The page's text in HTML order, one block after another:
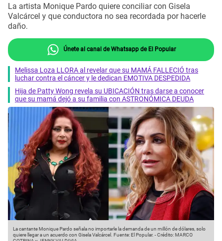
La artista Monique Pardo quiere conciliar con Gisela
Valcárcel y que conductora no sea recordada por hacerle
daño.
Únete al canal de Whatsapp de El Popular
Melissa Loza LLORA al revelar que su MAMÁ FALLECIÓ tras
luchar contra el cáncer y le dedican EMOTIVA DESPEDIDA
Hija de Patty Wong revela su UBICACIÓN tras darse a conocer
que su mamá dejó a su familia con ASTRONÓMICA DEUDA
La cantante Monique Pardo señala no importarle la demanda de un millón de dólares, solo
quiere llegar a un acuerdo con Gisela Valcárcel. Fuente: El Popular. -Crédito: MARCO